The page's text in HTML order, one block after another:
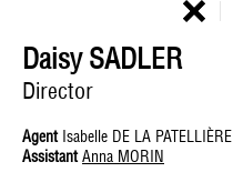
Daisy SADLER
Director
Agent Isabelle DE LA PATELLIÈRE
AssistantAnna MORIN